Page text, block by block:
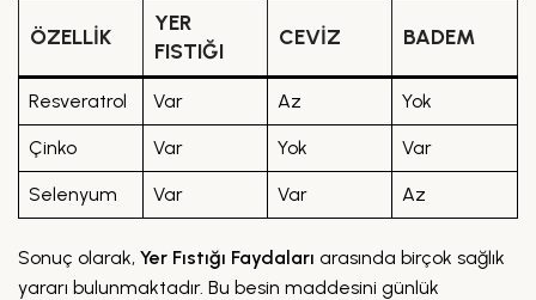
ÖZELLIK
YER
FISTIĞI
CEVIZ BADEM
Resveratrol Var Az Yok
Çinko Var Yok Var
Selenyum Var Var Az
Sonuç olarak, Yer Fıstığı Faydaları arasında birçok sağlık
yararı bulunmaktadır. Bu besin maddesini günlük